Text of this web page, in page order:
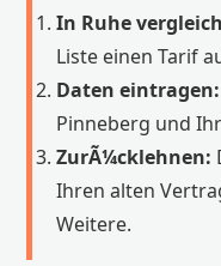
In Ruhe
Liste einen Tarif
Daten eintragen:
Pinneberg und
ZurÃ¼cklehnen:
Ihren alten
Weitere.